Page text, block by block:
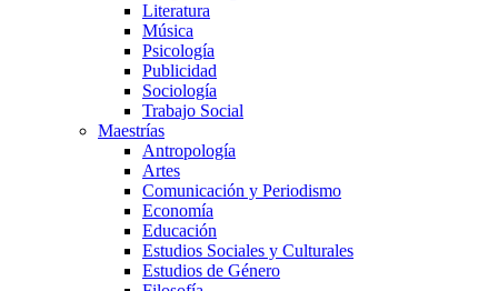
Literatura
Música
Psicología
Publicidad
Sociología
Trabajo Social
Maestrías
Antropología
Artes
Comunicación y Periodismo
Economía
Educación
Estudios Sociales y Culturales
Estudios de Género